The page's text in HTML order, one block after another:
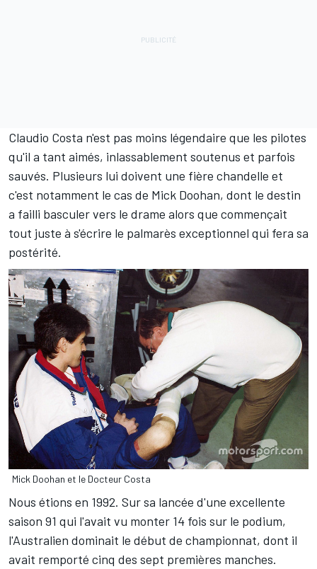
Claudio Costa n'est pas moins légendaire que les pilotes
qu'il a tant aimés, inlassablement soutenus et parfois
sauvés. Plusieurs lui doivent une fière chandelle et
c'est notamment le cas de Mick Doohan, dont le destin
a failli basculer vers le drame alors que commençait
tout juste à s'écrire le palmarès exceptionnel qui fera sa
postérité.
Mick Doohan et le Docteur Costa
Nous étions en 1992. Sur sa lancée d'une excellente
saison 91 qui l'avait vu monter 14 fois sur le podium,
l'Australien dominait le début de championnat, dont il
avait remporté cinq des sept premières manches.